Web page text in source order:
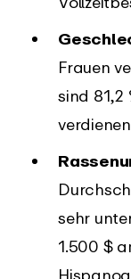
Frauen
sind 81,2
sehr
1.500 $